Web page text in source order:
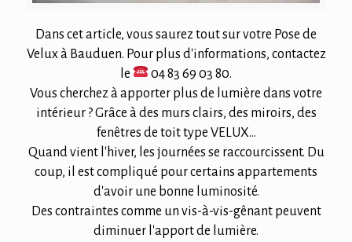
Dans cet article, vous saurez tout sur votre Pose de
Velux à Bauduen. Pour plus d'informations, contactez
le
04 83 69 03 80.
Vous cherchez à apporter plus de lumière dans votre
intérieur ? Grâce à des murs clairs, des miroirs, des
fenêtres de toit type VELUX...
Quand vient l'hiver, les journées se raccourcissent. Du
coup, il est compliqué pour certains appartements
d'avoir une bonne luminosité.
Des contraintes comme un vis-à-vis-gênant peuvent
diminuer l'apport de lumière.